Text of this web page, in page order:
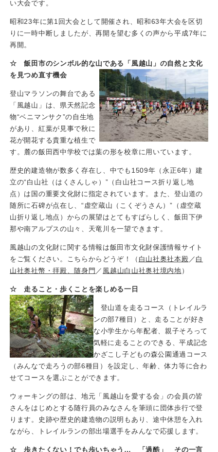
い大会です。
昭和23年に第1回大会として開催され、昭和63年大会を区切
りに一時中断しましたが、再開を望む多くの声から平成7年に
再開。
☆ 飯田市のシンボル的な山である「風越山」の自然と文化
を見つめ直す機会
登山マラソンの舞台である
「風越山」は、県天然記念
物“ベニマンサク”の自生地
があり、紅葉が見事で秋に
花が開花する貴重な植生で
す。麓の飯田西中学校では葉の形を校章に用いています。
歴史的建造物が数多く存在し、中でも1509年（永正6年）建
立の“白山社（はくさんしゃ）”（白山社コース折り返し地
点）は国の重要文化財に指定されています。また、登山道の
随所に石碑が点在し、“虚空蔵山（こくぞうさん）”（虚空蔵
山折り返し地点）からの展望はとてもすばらしく、飯田下伊
那や南アルプスの山々、天竜川を一望できます。
風越山の文化財に関する情報は飯田市文化財保護情報サイト
をご覧ください。こちらからどうぞ！（ 白山社奥社本殿 ／白
山社奥社幣・拝殿、随身門 ／ 風越山白山社奥社境内地）
☆ 走ること・歩くことを楽しめる一日
登山道を走るコース（トレイルラ
ンの部7種目）と、走ることが好き
な小学生から年配者、親子そろって
気軽に走ることのできる、平成記念
かざこし子どもの森公園通過コース
（みんなで走ろうの部6種目）を設定し、年齢、体力等に合わ
せてコースを選ぶことができます。
ウォーキングの部は、地元「風越山を愛する会」の会員の皆
さんをはじめとする随行員のみなさんを筆頭に団体歩行で登
ります。史跡や歴史的建造物の説明もあり、途中休憩を入れ
ながら、トレイルランの部出場選手をみんなで応援します。
☆ 歩きたくない！でも歩いちゃう… 「過酷」 その一言